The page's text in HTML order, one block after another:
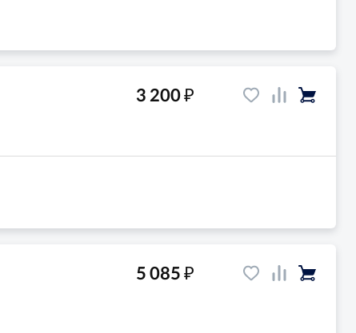
3 200₽
5 085₽